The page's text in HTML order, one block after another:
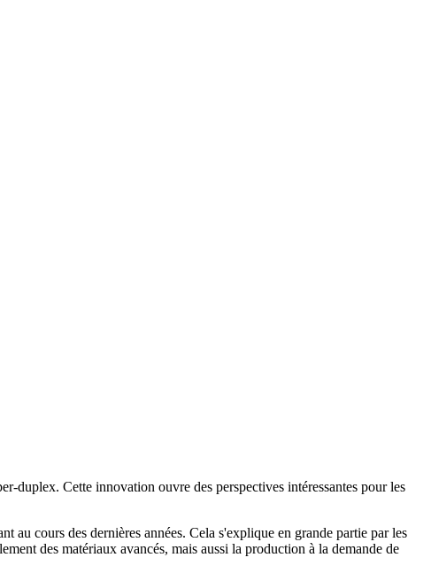
duplex. Cette innovation ouvre des perspectives intéressantes pour les
cours des dernières années. Cela s'explique en grande partie par les
des matériaux avancés, mais aussi la production à la demande de